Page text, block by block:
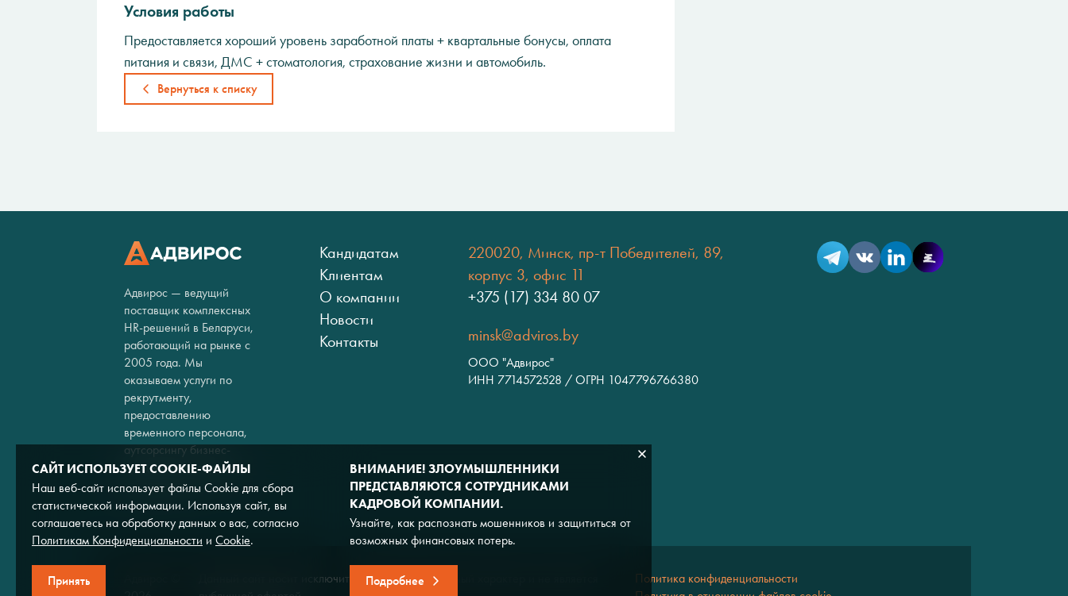
Условия работы
Предоставляется хороший уровень заработной платы + квартальные бонусы, оплата
питания и связи, ДМС + стоматология, страхование жизни и автомобиль.
Вернуться к списку
Адвирос — ведущий
поставщик комплексных
HR-решений в Беларуси,
работающий на рынке с
2005 года. Мы
оказываем услуги по
рекрутменту,
предоставлению
временного персонала,
аутсорсингу бизнес-
процессов и кадровому
консалтингу.
Кандидатам
Клиентам
О компании
Новости
Контакты
220020, Минск, пр-т Победителей, 89,
корпус 3, офис 11
+375 (17) 334 80 07
minsk@adviros.by
ООО "Адвирос"
ИНН 7714572528 / ОГРН 1047796766380
Данный сайт носит исключительно информационный характер и не является
Политика конфиденциальности
ВНИМАНИЕ! ЗЛОУМЫШЛЕННИКИ
ПРЕДСТАВЛЯЮТСЯ СОТРУДНИКАМИ
КАДРОВОЙ КОМПАНИИ.
Узнайте, как распознать мошенников и защититься от
возможных финансовых потерь.
Подробнее
САЙТ ИСПОЛЬЗУЕТ COOKIE-ФАЙЛЫ
Наш веб-сайт использует файлы Cookie для сбора
статистической информации. Используя сайт, вы
соглашаетесь на обработку данных о вас, согласно
Политикам Конфиденциальности и Cookie.
Принять